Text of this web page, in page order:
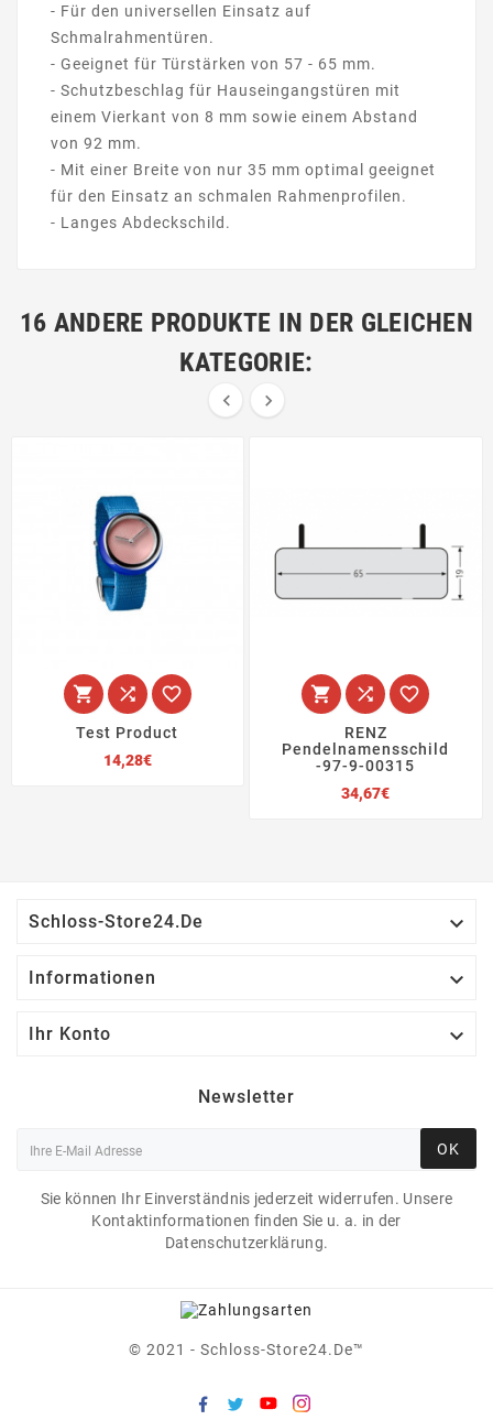
- Für den universellen Einsatz auf
Schmalrahmentüren.
- Geeignet für Türstärken von 57 - 65 mm.
- Schutzbeschlag für Hauseingangstüren mit
einem Vierkant von 8 mm sowie einem Abstand
von 92 mm.
- Mit einer Breite von nur 35 mm optimal geeignet
für den Einsatz an schmalen Rahmenprofilen.
- Langes Abdeckschild.
16 ANDERE PRODUKTE IN DER GLEICHEN
KATEGORIE:
 
  
Test Product
14,28€Preis
  
RENZ
Pendelnamensschild
-97-9-00315
34,67€Preis
Schloss-Store24.de 
Informationen 
Ihr Konto 
Newsletter
OK
Sie können Ihr Einverständnis jederzeit widerrufen. Unsere
Kontaktinformationen finden Sie u. a. in der
Datenschutzerklärung.
© 2021 - Schloss-Store24.de™